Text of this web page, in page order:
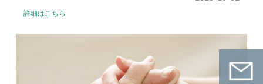
詳細はこちら